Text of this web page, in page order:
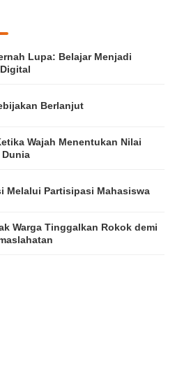
Lupa: Belajar Menjadi
Berlanjut
Wajah Menentukan Nilai
Dunia
Melalui Partisipasi Mahasiswa
Warga Tinggalkan Rokok demi